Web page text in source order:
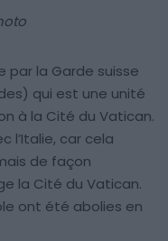
par la Garde suisse
qui est une unité
à la Cité du Vatican.
l’Italie, car cela
de façon
la Cité du Vatican.
ont été abolies en